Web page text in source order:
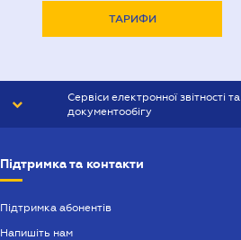
ТАРИФИ
Сервіси електронної звітності та
документообігу
Підтримка та контакти
Підтримка абонентів
Напишіть нам